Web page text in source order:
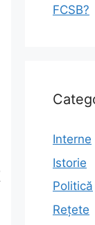
FCSB?
Interne
Istorie
Politică
Rețete